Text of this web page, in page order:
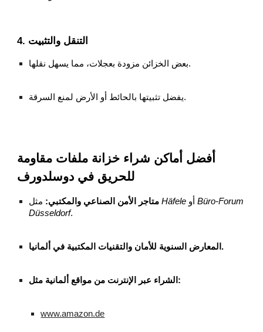
4. التنقل والتثبيت
بعض الخزائن مزودة بعجلات، مما يسهل نقلها.
يفضل تثبيتها بالحائط أو الأرض لمنع السرقة.
أفضل أماكن شراء خزانة ملفات مقاومة
للحريق في دوسلدورف
متاجر الأمن الصناعي والمكتبي: مثلHäfele أوBüro-Forum
Düsseldorf.
المعارض السنوية للأمان والتقنيات المكتبية في ألمانيا.
الشراء عبر الإنترنت من مواقع ألمانية مثل:
www.amazon.de